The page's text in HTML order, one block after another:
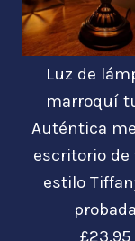
Más
Luz de
marroquí
Auténtica
escritorio de
estilo
probada
£23.95